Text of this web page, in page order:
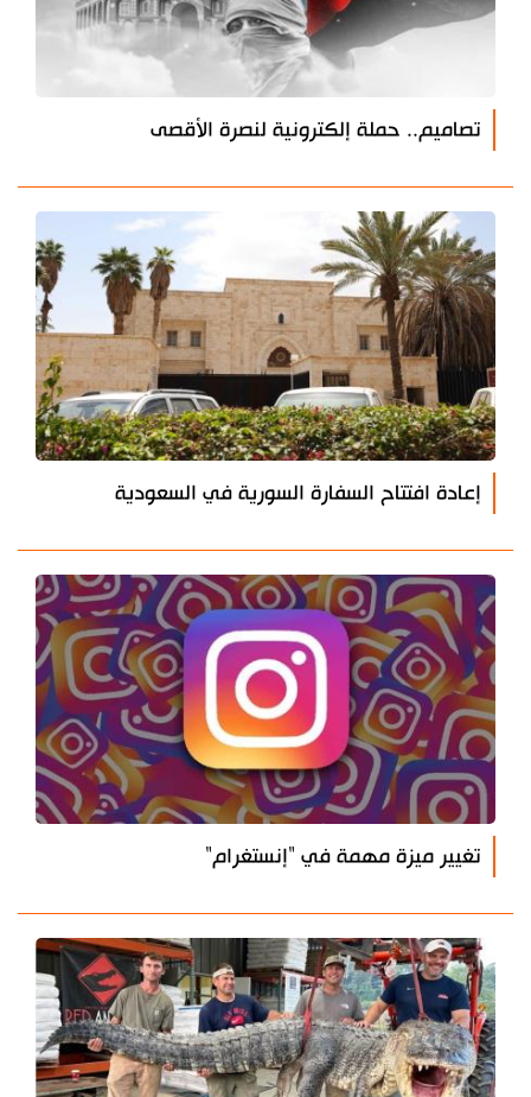
تصاميم.. حملة إلكترونية لنصرة الأقصى
إعادة افتتاح السفارة السورية في السعودية
تغيير ميزة مهمة في "إنستغرام"